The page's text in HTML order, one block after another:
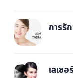
การรั
เลเซ